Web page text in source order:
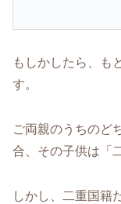
もしかしたら、も
す。
ご両親のうちのど
合、その子供は「
しかし、二重国籍